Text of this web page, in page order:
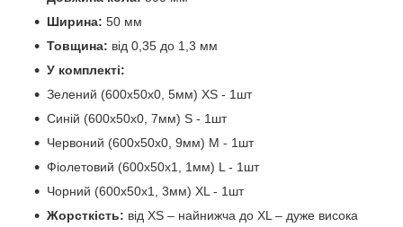
Ширина: 50 мм
Товщина: від 0,35 до 1,3 мм
У комплекті:
Зелений (600х50х0, 5мм) XS - 1шт
Синій (600х50х0, 7мм) S - 1шт
Червоний (600х50х0, 9мм) M - 1шт
Фіолетовий (600х50х1, 1мм) L - 1шт
Чорний (600х50х1, 3мм) XL - 1шт
Жорсткість: від XS – найнижча до XL – дуже висока